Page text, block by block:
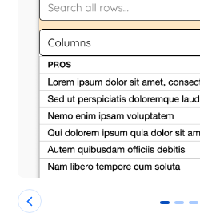
0 1 2